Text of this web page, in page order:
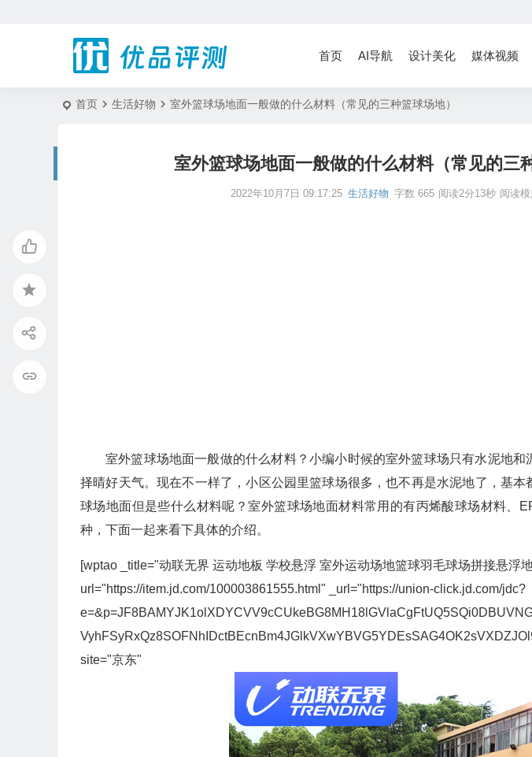
首页 AI导航 设计美化 媒体视频
首页 生活好物 室外篮球场地面一般做的什么材料（常见的三种篮球场地）
室外篮球场地面一般做的什么材料（常见的三
2022年10月7日 09:17:25 生活好物 字数 665 阅读2分13秒 阅读
室外篮球场地面一般做的什么材料？小编小时候的室外篮球场只有水泥地
择晴好天气。现在不一样了，小区公园里篮球场很多，也不再是水泥地了，基
球场地面但是些什么材料呢？室外篮球场地面材料常用的有丙烯酸球场材料、
种，下面一起来看下具体的介绍。
[wptao _title="动联无界 运动地板 学校悬浮 室外运动场地篮球羽毛球场拼接悬浮
url="https://item.jd.com/100003861555.html" _url="https://union-click.jd.com/jdc?
site="京东"